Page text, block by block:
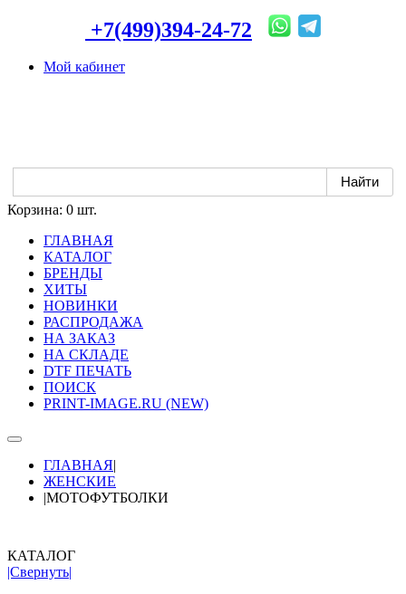
+7(499)394-24-72
Мой кабинет
Корзина: 0 шт.
ГЛАВНАЯ
КАТАЛОГ
БРЕНДЫ
ХИТЫ
НОВИНКИ
РАСПРОДАЖА
НА ЗАКАЗ
НА СКЛАДЕ
DTF ПЕЧАТЬ
ПОИСК
PRINT-IMAGE.RU (NEW)
ГЛАВНАЯ|
ЖЕНСКИЕ
|МОТОФУТБОЛКИ
КАТАЛОГ
|Свернуть|